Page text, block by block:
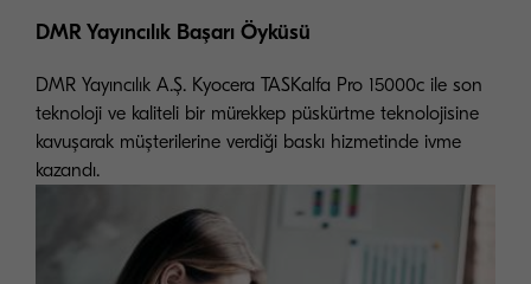
DMR Yayıncılık Başarı Öyküsü
DMR Yayıncılık A.Ş. Kyocera TASKalfa Pro 15000c ile son
teknoloji ve kaliteli bir mürekkep püskürtme teknolojisine
kavuşarak müşterilerine verdiği baskı hizmetinde ivme
kazandı.